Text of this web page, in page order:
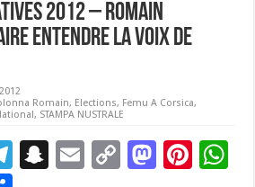
2012 – Romain
entendre la voix de
Romain, Elections, Femu A Corsica,
, STAMPA NUSTRALE
T
S
E
C
M Pi